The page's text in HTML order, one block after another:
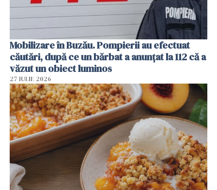
Mobilizare în Buzău. Pompierii au efectuat
căutări, după ce un bărbat a anunțat la 112 că a
văzut un obiect luminos
27 IULIE 2026